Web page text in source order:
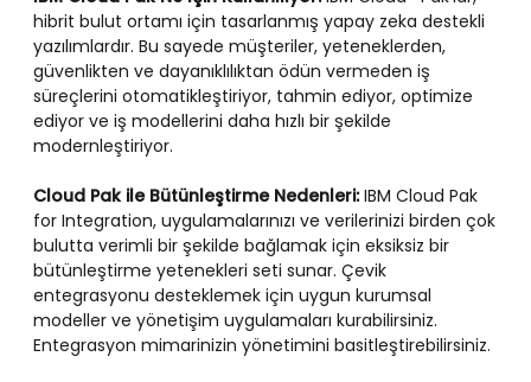
hibrit bulut ortamı için tasarlanmış yapay zeka destekli
yazılımlardır. Bu sayede müşteriler, yeteneklerden,
güvenlikten ve dayanıklılıktan ödün vermeden iş
süreçlerini otomatikleştiriyor, tahmin ediyor, optimize
ediyor ve iş modellerini daha hızlı bir şekilde
modernleştiriyor.
Cloud Pak ile Bütünleştirme Nedenleri:IBM Cloud Pak
for Integration, uygulamalarınızı ve verilerinizi birden çok
bulutta verimli bir şekilde bağlamak için eksiksiz bir
bütünleştirme yetenekleri seti sunar. Çevik
entegrasyonu desteklemek için uygun kurumsal
modeller ve yönetişim uygulamaları kurabilirsiniz.
Entegrasyon mimarinizin yönetimini basitleştirebilirsiniz.